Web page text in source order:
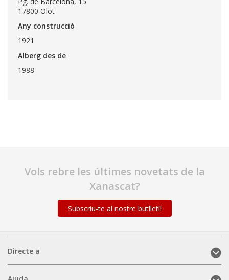
17800 Olot
Any construcció
1921
Alberg des de
1988
Vols rebre les últimes novetats de la
Xanascat?
Subscriu-te al nostre butlletí!
Directe
a
Directe a